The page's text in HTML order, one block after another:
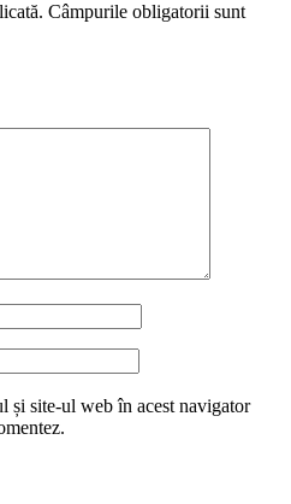
Câmpurile obligatorii sunt
și site-ul web în acest navigator